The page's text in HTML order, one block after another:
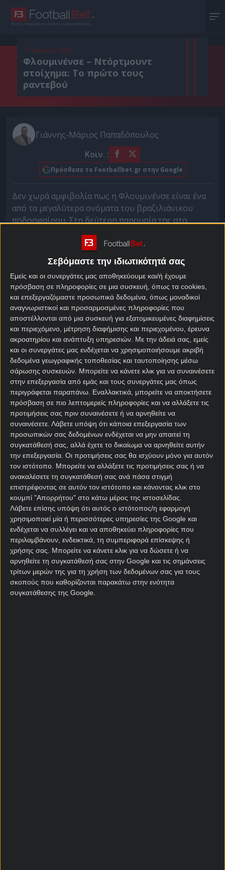
Σεβόμαστε την ιδιωτικότητά σας
Εμείς και οι συνεργάτες μας αποθηκεύουμε και/ή έχουμε
πρόσβαση σε πληροφορίες σε μια συσκευή, όπως τα cookies,
και επεξεργαζόμαστε προσωπικά δεδομένα, όπως μοναδικοί
αναγνωριστικοί και προσαρμοσμένες πληροφορίες που
αποστέλλονται από μια συσκευή για εξατομικευμένες διαφημίσεις
και περιεχόμενο, μέτρηση διαφήμισης και περιεχομένου, έρευνα
ακροατηρίου και ανάπτυξη υπηρεσιών. Με την άδειά σας, εμείς
και οι συνεργάτες μας ενδέχεται να χρησιμοποιήσουμε ακριβή
δεδομένα γεωγραφικής τοποθεσίας και ταυτοποίησης μέσω
σάρωσης συσκευών. Μπορείτε να κάνετε κλικ για να συναινέσετε
στην επεξεργασία από εμάς και τους συνεργάτες μας όπως
περιγράφεται παραπάνω. Εναλλακτικά, μπορείτε να αποκτήσετε
πρόσβαση σε πιο λεπτομερείς πληροφορίες και να αλλάξετε τις
προτιμήσεις σας πριν συναινέσετε ή να αρνηθείτε να
συναινέσετε. Λάβετε υπόψη ότι κάποια επεξεργασία των
προσωπικών σας δεδομένων ενδέχεται να μην απαιτεί τη
συγκατάθεσή σας, αλλά έχετε το δικαίωμα να αρνηθείτε αυτήν
την επεξεργασία. Οι προτιμήσεις σας θα ισχύουν μόνο για αυτόν
τον ιστότοπο. Μπορείτε να αλλάξετε τις προτιμήσεις σας ή να
ανακαλέσετε τη συγκατάθεσή σας ανά πάσα στιγμή
επιστρέφοντας σε αυτόν τον ιστότοπο και κάνοντας κλικ στο
κουμπί "Απορρήτου" στο κάτω μέρος της ιστοσελίδας.
Λάβετε επίσης υπόψη ότι αυτός ο ιστότοπος/η εφαρμογή
χρησιμοποιεί μία ή περισσότερες υπηρεσίες της Google και
ενδέχεται να συλλέγει και να αποθηκεύει πληροφορίες που
περιλαμβάνουν, ενδεικτικά, τη συμπεριφορά επίσκεψης ή
χρήσης σας. Μπορείτε να κάνετε κλικ για να δώσετε ή να
αρνηθείτε τη συγκατάθεσή σας στην Google και τις σημάνσεις
τρίτων μερών της για τη χρήση των δεδομένων σας για τους
σκοπούς που καθορίζονται παρακάτω στην ενότητα
συγκατάθεσης της Google.
Με την υπογραφή του Χρήστου Σωτηρακόπουλου
17 Ιουνίου 2025
Φλουμινένσε – Ντόρτμουντ
στοίχημα: Το πρώτο τους
ραντεβού
Γιάννης-Μάριος Παπαδόπουλος
Κοιν. :
Πρόσθεσε το Footballbet.gr στην Google
Δεν χωρά αμφιβολία πως η Φλουμινένσε είναι ένα
από τα μεγαλύτερα ονόματα του βραζιλιάνικου
ποδοσφαίρου. Στη δεύτερη παρουσία της στο
Παγκόσμιο Κύπελλο Συλλόγων, η «Φλου» έχει ως
βασικό στόχο να επαναλάβει την πορεία του 2023
προς τον τελικό, ξεκινώντας με πρώτη αντίπαλο την
«πρωτάρα» στη διοργάνωση, Ντόρτμουντ.
Ως νικήτρια του Copa Libertadores το 2023, η
Φλουμινένσε προκρίθηκε στα τελικά του
ανανεωμένου Παγκοσμίου Κυπέλλου Συλλόγων.
Στον πάγκο της έχει πλέον τον Ρενάτο Πορταλούπι.
Ο οποίος έχει οδηγήσει τη Γκρέμιο στον τελικό του
2017, ενώ ο αμυντικός Τιάγκο Σίλβα κέρδισε τον
τίτλο το 2022 με τη Τσέλσι.
Φλουμινένσε – Μπορούσια
Ντόρτμουντ στοίχημα
Από την άλλη υπάρχει μια Ντόρτμουντ, η οποία δύο
μήνες πριν από το τέλος της σεζόν δεν έδειχνε
ικανή να προλάβει το ευρωπαϊκό τρένο. Ωστόσο, με
ένα σερί οκτώ αήττητων αγώνων στοκουπόνι
ΟΠΑΠ, εξασφάλισε θέση στο επόμενο UEFA
Champions League! Οι Βεστφαλοί θα προσπαθήσουν
να μεταφέρουν αυτή τη δυναμική στο ντεμπούτο
τους στο Παγκόσμιο Κύπελλο Συλλόγων,
διαθέτοντας διεθνή εμπειρία, την οποία έχουν τον
τρόπο να αξιοποιήσουν.
Πρόκειται για το πρώτο ματς ανάμεσα στις δύο
ομάδες στοπρόγραμμα αγώνων. Η Φλουμινένσε
ηττήθηκε 4-0 από τη Μάντσεστερ Σίτι στον τελικό
του Παγκοσμίου Κυπέλλου Συλλόγων του 2023, ενώ